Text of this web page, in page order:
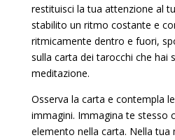
restituisci la tua attenzione al
stabilito un ritmo costante e
ritmicamente dentro e fuori,
sulla carta dei tarocchi che hai
meditazione.
Osserva la carta e contempla
immagini. Immagina te stesso
elemento nella carta. Nella tua